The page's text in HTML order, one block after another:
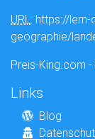
URL: https://
geographie/
Preis-King.com
Links
Blog